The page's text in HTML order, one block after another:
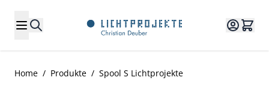
Home / Produkte / Spool S Lichtprojekte